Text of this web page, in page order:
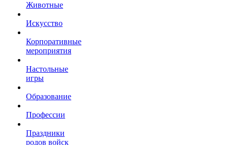
Животные
Искусство
Корпоративные
мероприятия
Настольные
игры
Образование
Профессии
Праздники
родов войск